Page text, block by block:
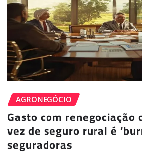
AGRONEGÓCIO
Gasto com renegociação
vez de seguro rural é
seguradoras